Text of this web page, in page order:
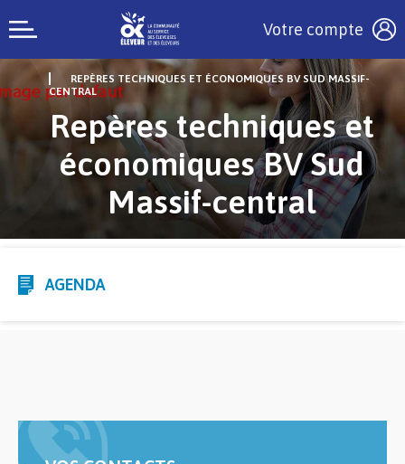
Votre compte
REPÈRES TECHNIQUES ET ÉCONOMIQUES BV SUD MASSIF-
CENTRAL
Repères techniques et
économiques BV Sud
Massif-central
AGENDA